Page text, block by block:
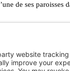
de ses paroisses
consectetur